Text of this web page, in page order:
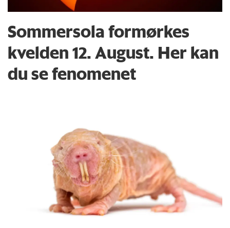
Sommersola formørkes
kvelden 12. August. Her kan
du se fenomenet